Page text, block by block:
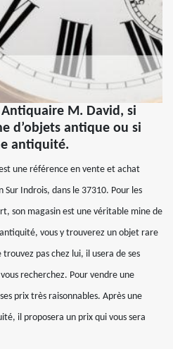
M. David, si
d’objets antique ou si
antiquité.
une référence en vente et achat
Sur Indrois, dans le 37310. Pour les
son magasin est une véritable mine de
vous y trouverez un objet rare
trouvez pas chez lui, il usera de ses
recherchez. Pour vendre une
prix très raisonnables. Après une
il proposera un prix qui vous sera